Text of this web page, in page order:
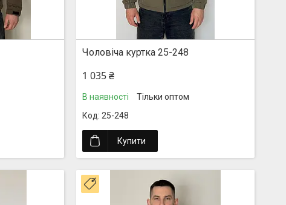
Чоловіча куртка 25-248
1 035 ₴
В наявності
Тільки оптом
25-248
Купити